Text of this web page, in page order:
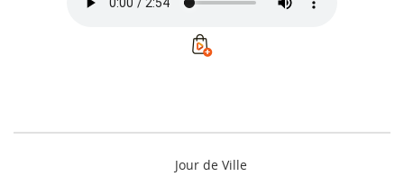
Jour de Ville